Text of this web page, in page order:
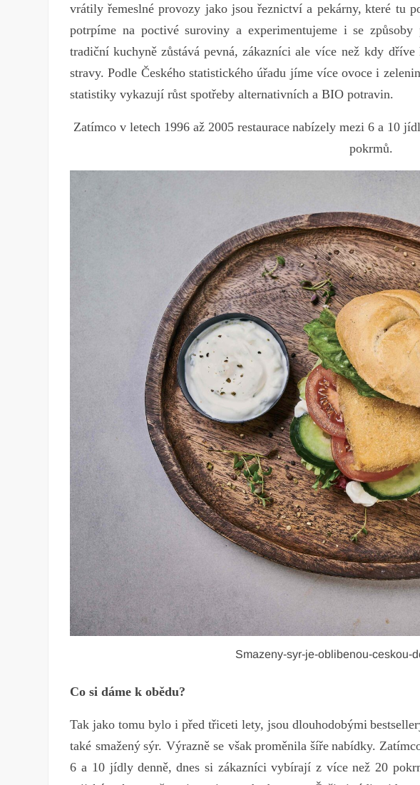
vrátily řemeslné provozy jako jsou řeznictvía pekárny, které tu
potrpíme na poctivé suroviny a experimentujeme i se
tradiční kuchyně zůstává pevná, zákazníci alevíce než kdy dříve
stravy. Podle Českého statistického úřadu jíme více ovoce i
statistiky vykazují růst spotřeby alternativních a BIO potravin.
Zatímco vletech 1996 až 2005restaurace nabízely mezi 6 a 10j
pokrmů.
Smazeny-syr-je-oblibenou-ceskou-
Co si dáme k obědu?
Tak jako tomu bylo i před třiceti lety, jsou dlouhodobými bes
také smažený sýr. Výrazněse však proměnila šíře nabídky. Za
6 a 10jídly denně, dnes sizákazníci vybírají zvíce než 20po